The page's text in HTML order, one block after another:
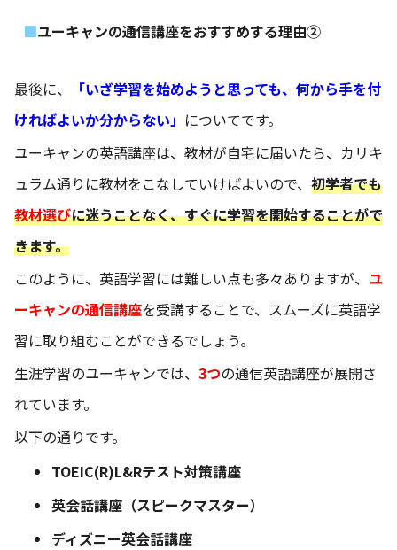
ユーキャンの通信講座をおすすめする理由②
最後に、
「いざ学習を始めようと思っても、何から手を付
ければよいか分からない」 についてです。
ユーキャンの英語講座は、教材が自宅に届いたら、カリキ
ュラム通りに教材をこなしていけばよいので、 初学者でも
教材選びに迷うことなく、すぐに学習を開始することがで
きます。
このように、英語学習には難しい点も多々ありますが、 ユ
ーキャンの通信講座を受講することで、スムーズに英語学
習に取り組むことができるでしょう。
生涯学習のユーキャンでは、 3つの通信英語講座が展開さ
れています。
以下の通りです。
TOEIC(R)L&Rテスト対策講座
英会話講座（スピークマスター）
ディズニー英会話講座